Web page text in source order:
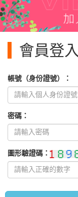
會員登入
帳號（身份證號）：
密碼：
圖形驗證碼：